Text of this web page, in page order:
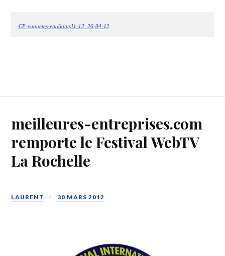
CP-enquetes-etudiants11-12_26-04-12
meilleures-entreprises.com
remporte le Festival WebTV
La Rochelle
LAURENT 30 MARS 2012